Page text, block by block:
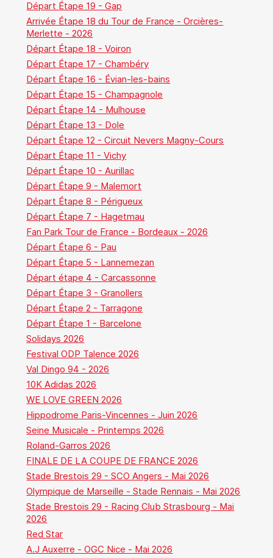
Départ Étape 19 - Gap
Arrivée Étape 18 du Tour de France - Orcières-
Merlette - 2026
Départ Étape 18 - Voiron
Départ Étape 17 - Chambéry
Départ Étape 16 - Évian-les-bains
Départ Étape 15 - Champagnole
Départ Étape 14 - Mulhouse
Départ Étape 13 - Dole
Départ Étape 12 - Circuit Nevers Magny-Cours
Départ Étape 11 - Vichy
Départ Étape 10 - Aurillac
Départ Étape 9 - Malemort
Départ Étape 8 - Périgueux
Départ Étape 7 - Hagetmau
Fan Park Tour de France - Bordeaux - 2026
Départ Étape 6 - Pau
Départ Étape 5 - Lannemezan
Départ étape 4 - Carcassonne
Départ Étape 3 - Granollers
Départ Étape 2 - Tarragone
Départ Étape 1 - Barcelone
Solidays 2026
Festival ODP Talence 2026
Val Dingo 94 - 2026
10K Adidas 2026
WE LOVE GREEN 2026
Hippodrome Paris-Vincennes - Juin 2026
Seine Musicale - Printemps 2026
Roland-Garros 2026
FINALE DE LA COUPE DE FRANCE 2026
Stade Brestois 29 - SCO Angers - Mai 2026
Olympique de Marseille - Stade Rennais - Mai 2026
Stade Brestois 29 - Racing Club Strasbourg - Mai
2026
Red Star
A.J Auxerre - OGC Nice - Mai 2026